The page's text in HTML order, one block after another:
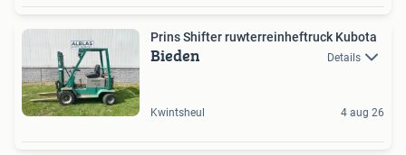
Prins Shifter ruwterreinheftruck Kubota
Bieden Details
Kwintsheul 4 aug 26